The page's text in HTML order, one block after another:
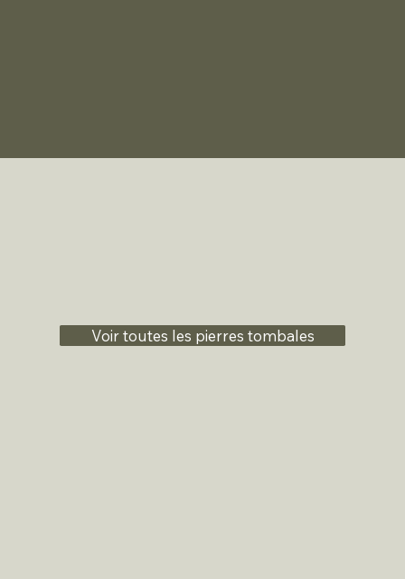
Voir toutes les pierres tombales